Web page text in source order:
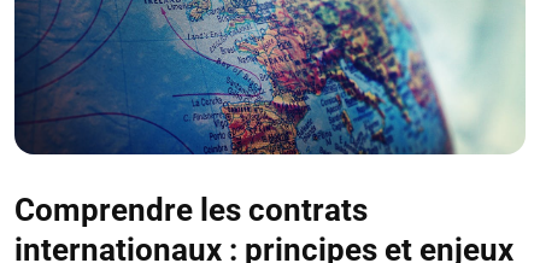
Comprendre les contrats
internationaux : principes et enjeux